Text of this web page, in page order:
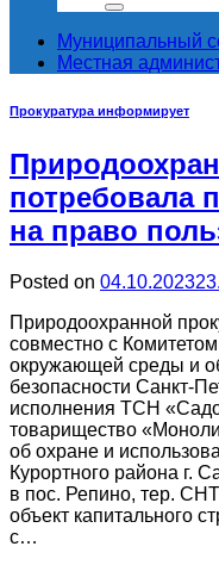
Муниципальный
Местная
Прокуратура информирует
потребовала
на право
Posted on 04.10.2023
Природоохранной
совместно с
окружающей среды и
безопасности Санкт-
исполнения ТСН
товарищество
об охране и
Курортного района г.
в пос. Репино, тер.
объект капитального
с…